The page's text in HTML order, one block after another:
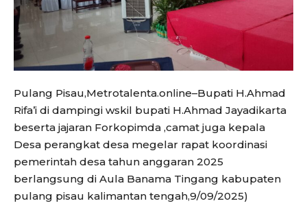
Pulang Pisau,Metrotalenta.online–Bupati H.Ahmad
Rifa’i di dampingi wskil bupati H.Ahmad Jayadikarta
beserta jajaran Forkopimda ,camat juga kepala
Desa perangkat desa megelar rapat koordinasi
pemerintah desa tahun anggaran 2025
berlangsung di Aula Banama Tingang kabupaten
pulang pisau kalimantan tengah,9/09/2025)